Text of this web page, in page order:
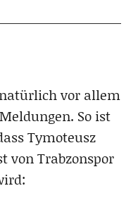
vor allem
So ist
Tymoteusz
von Trabzonspor